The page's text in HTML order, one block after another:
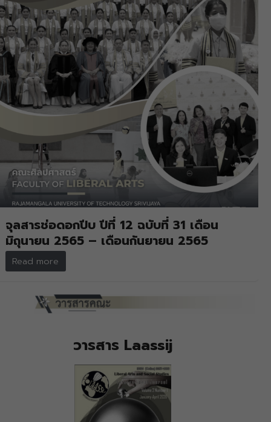
จุลสารช่อดอกปีบ ปีที่ 12 ฉบับที่ 31 เดือน
มิถุนายน 2565 – เดือนกันยายน 2565
Read more
วารสาร Laassij